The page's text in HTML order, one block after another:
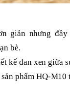
giản nhưng
bè.
kế đan xen giữa
phẩm HQ-M10